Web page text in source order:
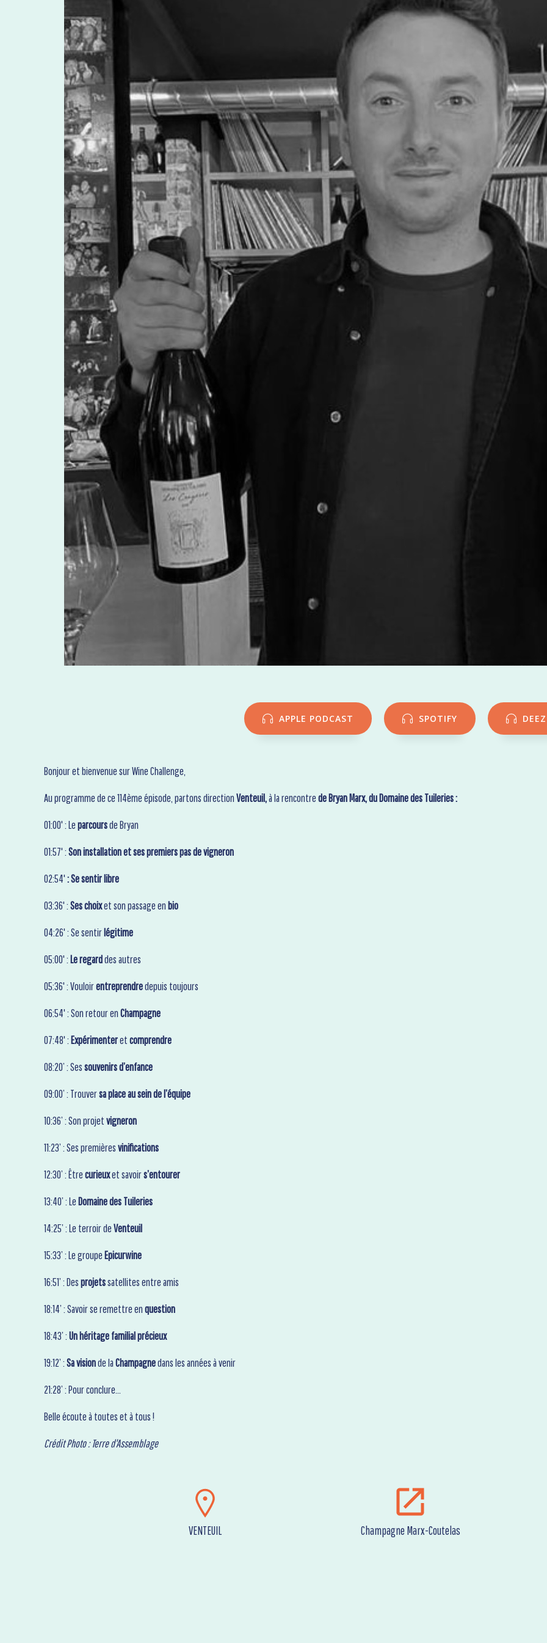
APPLE PODCAST SPOTIFY
Bonjour et bienvenue sur Wine Challenge,
Au programme de ce 114ème épisode, partons directionVenteuil,à la rencontrede Bryan Marx, du Domaine des Tuileries :
01:00' : Leparcoursde Bryan
01:57' :Son installation et ses premiers pas de vigneron
02:54': Se sentir libre
03:36' :Ses choixet son passage en bio
04:26' : Se sentirlégitime
05:00' : Le regarddes autres
05:36' : Vouloirentreprendredepuis toujours
06:54' : Son retour enChampagne
07:48' : Expérimenteretcomprendre
08:20’ : Sessouvenirs d’enfance
09:00’ : Trouversa place au sein de l’équipe
10:36’ : Son projetvigneron
11:23’ : Ses premièresvinifications
12:30’ : Êtrecurieuxet savoirs’entourer
13:40’ : Le Domaine des Tuileries
14:25’ : Le terroir deVenteuil
15:33’ : Le groupe Epicurwine
16:51’ : Desprojetssatellites entre amis
18:14’ : Savoir se remettre enquestion
18:43’ :Un héritage familial précieux
19:12’ :Sa visionde laChampagnedans les années à venir
21:28’ : Pour conclure…
Belle écoute à toutes et à tous !
Crédit Photo : Terre d'Assemblage
VENTEUIL Champagne Marx-Coutelas